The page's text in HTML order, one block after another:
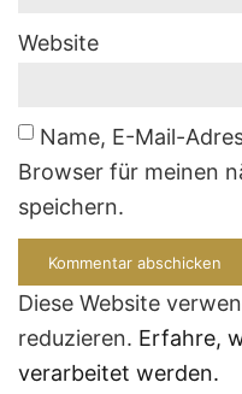
Website
Name, E-Mail-
Browser für meinen
speichern.
Diese Website
reduzieren. Erfahre,
verarbeitet werden.